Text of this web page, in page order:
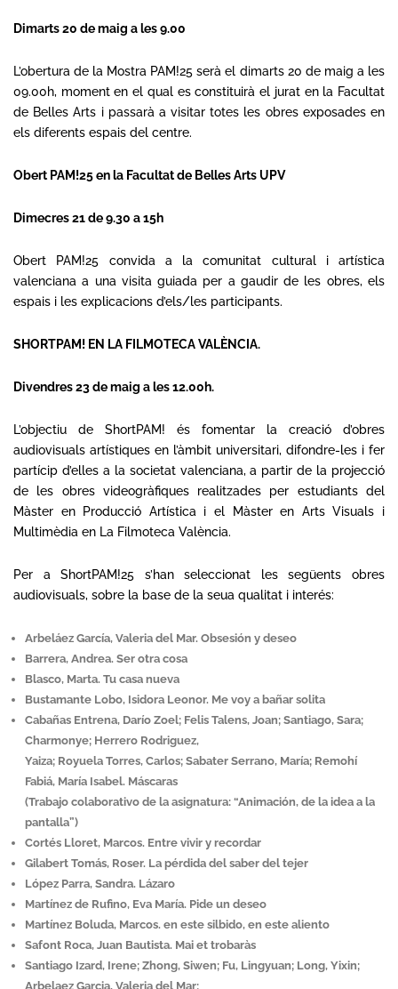
Dimarts 20 de maig a les 9.00
L’obertura de la Mostra PAM!25 serà el dimarts 20 de maig a les
09.00h, moment en el qual es constituirà el jurat en la Facultat
de Belles Arts i passarà a visitar totes les obres exposades en
els diferents espais del centre.
Obert PAM!25 en la Facultat de Belles Arts UPV
Dimecres 21 de 9.30 a 15h
Obert PAM!25 convida a la comunitat cultural i artística
valenciana a una visita guiada per a gaudir de les obres, els
espais i les explicacions d’els/les participants.
SHORTPAM! EN LA FILMOTECA VALÈNCIA.
Divendres 23 de maig a les 12.00h.
L’objectiu de ShortPAM! és fomentar la creació d’obres
audiovisuals artístiques en l’àmbit universitari, difondre-les i fer
partícip d’elles a la societat valenciana, a partir de la projecció
de les obres videogràfiques realitzades per estudiants del
Màster en Producció Artística i el Màster en Arts Visuals i
Multimèdia en La Filmoteca València.
Per a ShortPAM!25 s’han seleccionat les següents obres
audiovisuals, sobre la base de la seua qualitat i interés:
Arbeláez García, Valeria del Mar. Obsesión y deseo
Barrera, Andrea. Ser otra cosa
Blasco, Marta. Tu casa nueva
Bustamante Lobo, Isidora Leonor. Me voy a bañar solita
Cabañas Entrena, Darío Zoel; Felis Talens, Joan; Santiago, Sara;
Charmonye; Herrero Rodriguez,
Yaiza; Royuela Torres, Carlos; Sabater Serrano, María; Remohí
Fabiá, María Isabel. Máscaras
(Trabajo colaborativo de la asignatura: “Animación, de la idea a la
pantalla”)
Cortés Lloret, Marcos. Entre vivir y recordar
Gilabert Tomás, Roser. La pérdida del saber del tejer
López Parra, Sandra. Lázaro
Martínez de Rufino, Eva María. Pide un deseo
Martínez Boluda, Marcos. en este silbido, en este aliento
Safont Roca, Juan Bautista. Mai et trobaràs
Santiago Izard, Irene; Zhong, Siwen; Fu, Lingyuan; Long, Yixin;
Arbelaez Garcia, Valeria del Mar;